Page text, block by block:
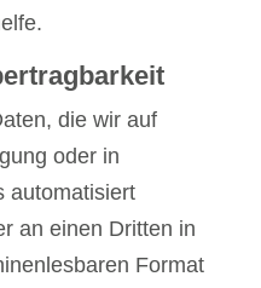
die wir auf
oder in
automatisiert
an einen Dritten in
Format